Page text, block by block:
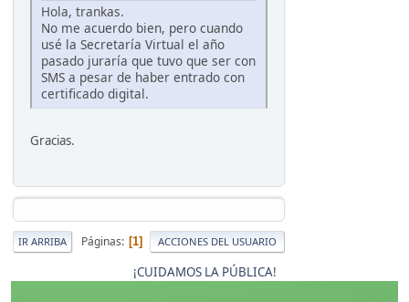
Hola, trankas.
No me acuerdo bien, pero cuando
usé la Secretaría Virtual el año
pasado juraría que tuvo que ser con
SMS a pesar de haber entrado con
certificado digital.
Gracias.
IR ARRIBA Páginas 1 ACCIONES DEL USUARIO
¡CUIDAMOS LA PÚBLICA!